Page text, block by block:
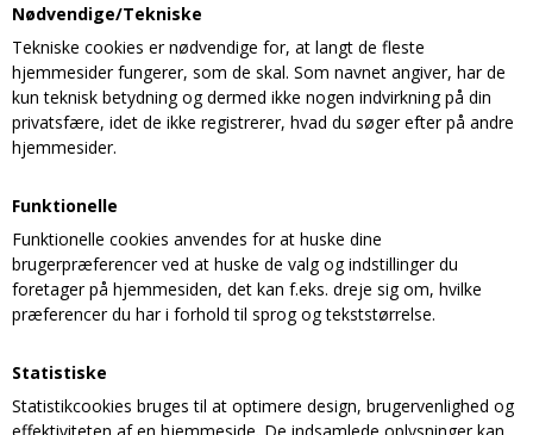
Nødvendige/Tekniske
Tekniske cookies er nødvendige for, at langt de fleste
hjemmesider fungerer, som de skal. Som navnet angiver, har de
kun teknisk betydning og dermed ikke nogen indvirkning på din
privatsfære, idet de ikke registrerer, hvad du søger efter på andre
hjemmesider.
Funktionelle
Funktionelle cookies anvendes for at huske dine
brugerpræferencer ved at huske de valg og indstillinger du
foretager på hjemmesiden, det kan f.eks. dreje sig om, hvilke
præferencer du har i forhold til sprog og tekststørrelse.
Statistiske
Statistikcookies bruges til at optimere design, brugervenlighed og